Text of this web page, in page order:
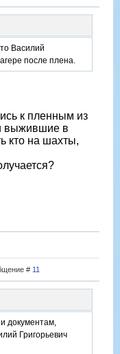
Василий
после плена.
к пленным из
выжившие в
кто на шахты,
# 11
документам,
Григорьевич